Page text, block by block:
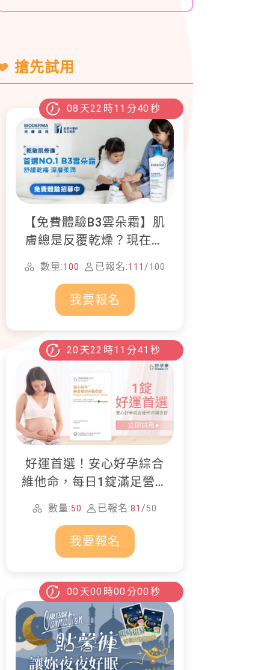
搶先試用
08 天22 時11 分39 秒
【免費體驗B3雲朵霜】肌
膚總是反覆乾燥？現在就
加入貝膚黛瑪修護體驗計
畫！
數量:100 已報名:111 /100
我要報名
20 天22 時11 分40 秒
好運首選！安心好孕綜合
維他命，每日1錠滿足營養
所需
數量:50 已報名:81 /50
我要報名
00 天00 時00 分00 秒